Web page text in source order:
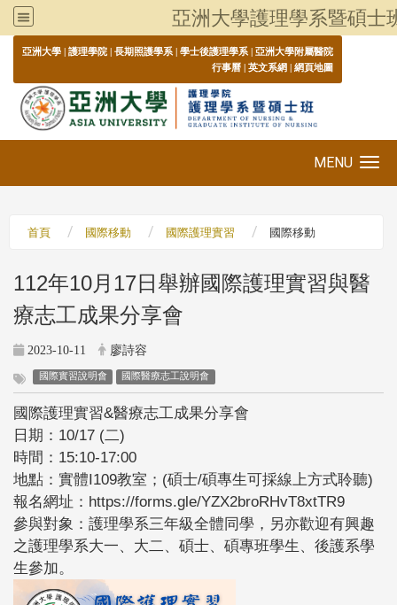
亞洲大學護理學系暨碩士
亞洲大學 | 護理學院 | 長期照護學系 | 學士後護理學系 | 亞洲大學附屬醫院
行事曆 | 英文系網 | 網頁地圖
MENU
首頁 國際移動 國際護理實習 國際移動
112年10月17日舉辦國際護理實習與醫
療志工成果分享會
2023-10-11 廖詩容
國際實習說明會 國際醫療志工說明會
國際護理實習&醫療志工成果分享會
日期：10/17 (二)
時間：15:10-17:00
地點：實體I109教室；(碩士/碩專生可採線上方式聆聽)
報名網址：https://forms.gle/YZX2broRHvT8xtTR9
參與對象：護理學系三年級全體同學，另亦歡迎有興趣
之護理學系大一、大二、碩士、碩專班學生、後護系學
生參加。